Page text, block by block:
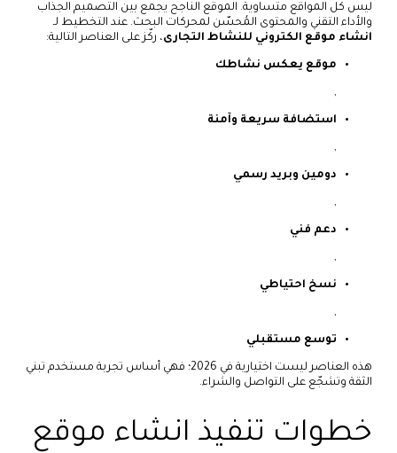
ليس كل المواقع متساوية. الموقع الناجح يجمع بين التصميم الجذاب
والأداء التقني والمحتوى المُحسّن لمحركات البحث. عند التخطيط لـ
انشاء موقع الكتروني للنشاط التجارى، ركّز على العناصر التالية:
موقع يعكس نشاطك
,
استضافة سريعة وآمنة
,
دومين وبريد رسمي
,
دعم فني
,
نسخ احتياطي
,
توسع مستقبلي
هذه العناصر ليست اختيارية في 2026؛ فهي أساس تجربة مستخدم تبني
الثقة وتشجّع على التواصل والشراء.
خطوات تنفيذ انشاء موقع